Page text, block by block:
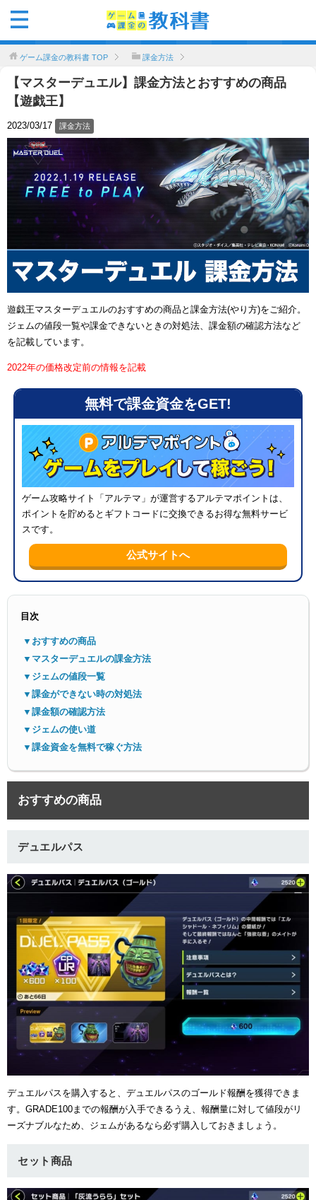
ゲーム課金の教科書 TOP 課金方法
【マスターデュエル】課金方法とおすすめの商品
【遊戯王】
2023/03/17 課金方法
遊戯王マスターデュエルのおすすめの商品と課金方法(やり方)をご紹介。
ジェムの値段一覧や課金できないときの対処法、課金額の確認方法など
を記載しています。
2022年の価格改定前の情報を記載
無料で課金資金をGET!
ゲーム攻略サイト「アルテマ」が運営するアルテマポイントは、
ポイントを貯めるとギフトコードに交換できるお得な無料サービ
スです。
公式サイトへ
目次
▼おすすめの商品
▼マスターデュエルの課金方法
▼ジェムの値段一覧
▼課金ができない時の対処法
▼課金額の確認方法
▼ジェムの使い道
▼課金資金を無料で稼ぐ方法
おすすめの商品
デュエルパス
デュエルパスを購入すると、デュエルパスのゴールド報酬を獲得できま
す。GRADE100までの報酬が入手できるうえ、報酬量に対して値段がリ
ーズナブルなため、ジェムがあるなら必ず購入しておきましょう。
セット商品